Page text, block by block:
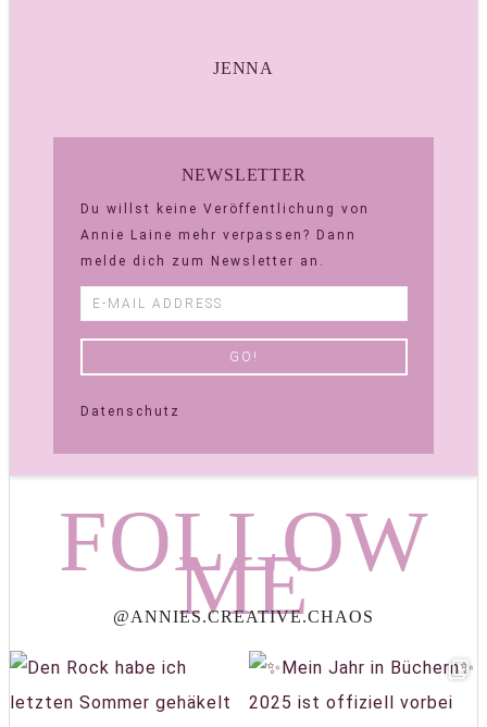
JENNA
NEWSLETTER
Du willst keine Veröffentlichung von
Annie Laine mehr verpassen? Dann
melde dich zum Newsletter an.
Datenschutz
FOLLOW
ME
@ANNIES.CREATIVE.CHAOS